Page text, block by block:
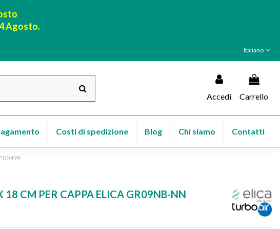
Agosto.
Italiano
Accedi Carrello
Contatti
Chi siamo
Blog
Costi di spedizione
18 CM PER CAPPA ELICA GR09NB-NN